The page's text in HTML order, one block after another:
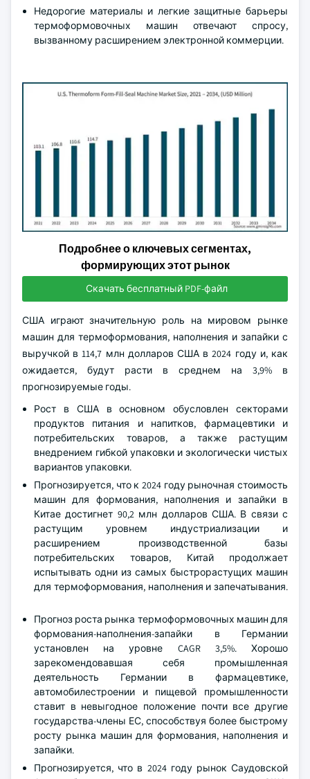
Недорогие материалы и легкие защитные барьеры
термоформовочных машин отвечают спросу,
вызванному расширением электронной коммерции.
Подробнее о ключевых сегментах,
формирующих этот рынок
Скачать бесплатный PDF-файл
США играют значительную роль на мировом рынке
машин для термоформования, наполнения и запайки с
выручкой в 114,7 млн долларов США в 2024 году и, как
ожидается, будут расти в среднем на 3,9% в
прогнозируемые годы.
Рост в США в основном обусловлен секторами
продуктов питания и напитков, фармацевтики и
потребительских товаров, а также растущим
внедрением гибкой упаковки и экологически чистых
вариантов упаковки.
Прогнозируется, что к 2024 году рыночная стоимость
машин для формования, наполнения и запайки в
Китае достигнет 90,2 млн долларов США. В связи с
растущим уровнем индустриализации и
расширением производственной базы
потребительских товаров, Китай продолжает
испытывать одни из самых быстрорастущих машин
для термоформования, наполнения и запечатывания.
Прогноз роста рынка термоформовочных машин для
формования-наполнения-запайки в Германии
установлен на уровне CAGR 3,5%. Хорошо
зарекомендовавшая себя промышленная
деятельность Германии в фармацевтике,
автомобилестроении и пищевой промышленности
ставит в невыгодное положение почти все другие
государства-члены ЕС, способствуя более быстрому
росту рынка машин для формования, наполнения и
запайки.
Прогнозируется, что в 2024 году рынок Саудовской